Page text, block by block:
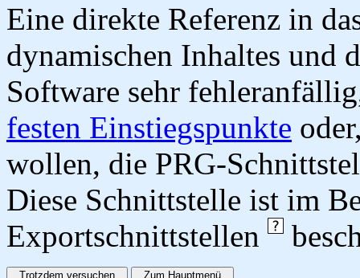
Eine direkte Referenz in
dynamischen Inhaltes und
Software sehr
festen Einstiegspunkte
wollen, die PRG-
Diese Schnittstelle ist im
Exportschnittstellen